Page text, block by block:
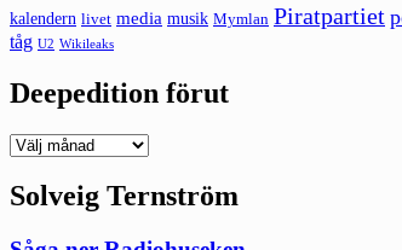
kalendern livet media musik Mymlan Piratpartiet
tåg U2 Wikileaks
Deepedition förut
Deepedition
Solveig Ternström